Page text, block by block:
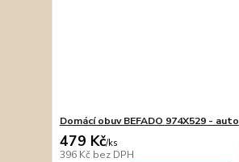
Domácí obuv BEFADO 974X529 - auto
479 Kč/ks
396 Kč bez DPH